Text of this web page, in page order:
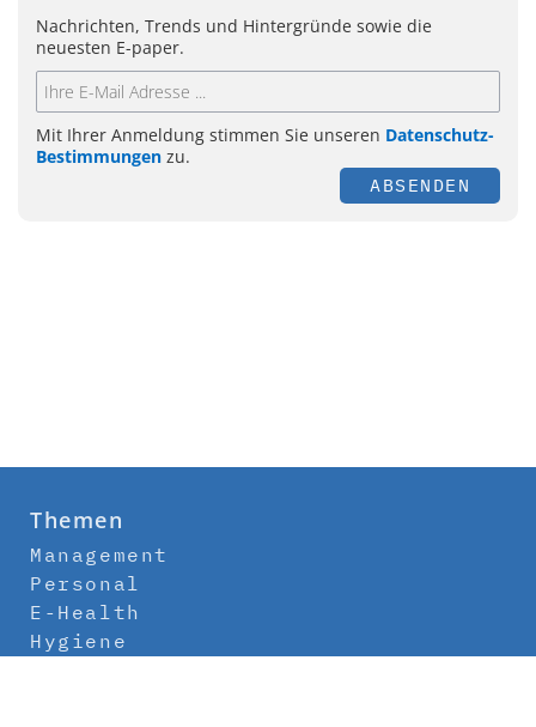
Nachrichten, Trends und Hintergründe sowie die
neuesten E-paper.
Mit Ihrer Anmeldung stimmen Sie unseren Datenschutz-
Bestimmungen zu.
ABSENDEN
Themen
Management
Personal
E-Health
Hygiene